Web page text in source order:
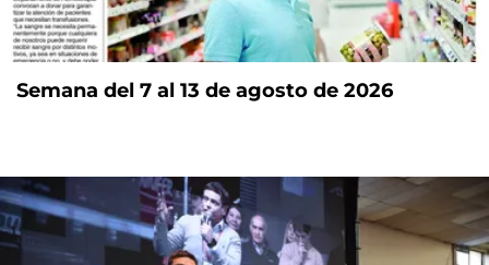
Semana del 7 al 13 de agosto de 2026